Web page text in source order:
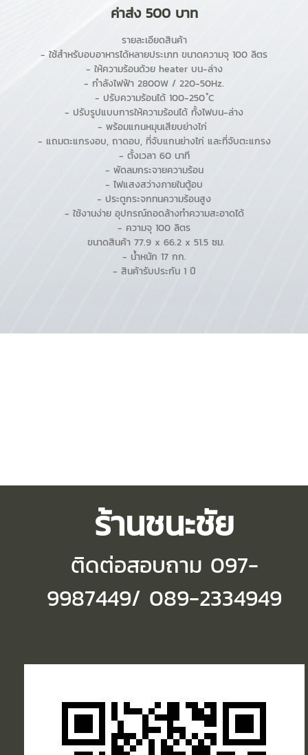
ค่าส่ง 500 บาท
รายละเอียดสินค้า
- ใช้สำหรับอบอาหารได้หลายประเภท ขนาดความจุ 100 ลิตร
- ให้ความร้อนด้วย heater บน-ล่าง
- กำลังไฟฟ้า 2800W / 220-50Hz.
- ปรับความร้อนได้ 100-250 ํC
- ปรับรูปแบบการให้ความร้อนได้ ทั้งไฟบน-ล่าง
- พร้อมแกนหมุนเสียบย่างไก่
- แถมตะแกรงอบ, ถาดอบ, ที่จับแกนย่างไก่ และที่จับตะแกรง
- ตั้งเวลา 60 นาที
- พัดลมกระจายความร้อน
- ไฟแสงสว่างภายในตู้อบ
- ประตูกระจกทนความร้อนสูง
- ใช้งานง่าย อุปกรณ์ถอดล้างทำความสะอาดได้
- ความจุ 100 ลิตร
ขนาดสินค้า 77.9 x 66.2 x 51.5 ซม.
- น้ำหนัก 17 กก.
- สินค้ารับประกัน 1 ปี
ร้านชนะชัย
ติดต่อสอบถาม 097-
9987449/ 089-2334949